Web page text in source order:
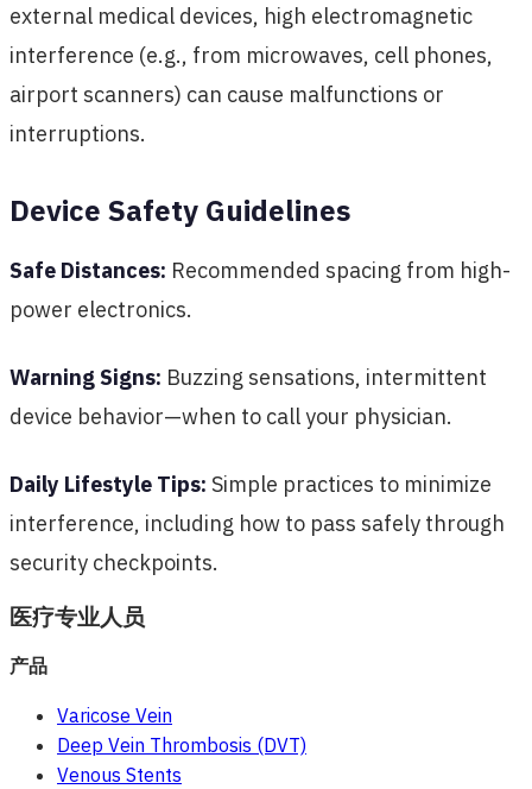
external medical devices, high electromagnetic
interference (e.g., from microwaves, cell phones,
airport scanners) can cause malfunctions or
interruptions.
Device Safety Guidelines
Safe Distances: Recommended spacing from high-
power electronics.
Warning Signs: Buzzing sensations, intermittent
device behavior—when to call your physician.
Daily Lifestyle Tips: Simple practices to minimize
interference, including how to pass safely through
security checkpoints.
医疗专业人员
产品
Varicose Vein
Deep Vein Thrombosis (DVT)
Venous Stents